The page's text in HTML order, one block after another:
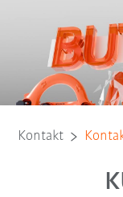
Kontakt